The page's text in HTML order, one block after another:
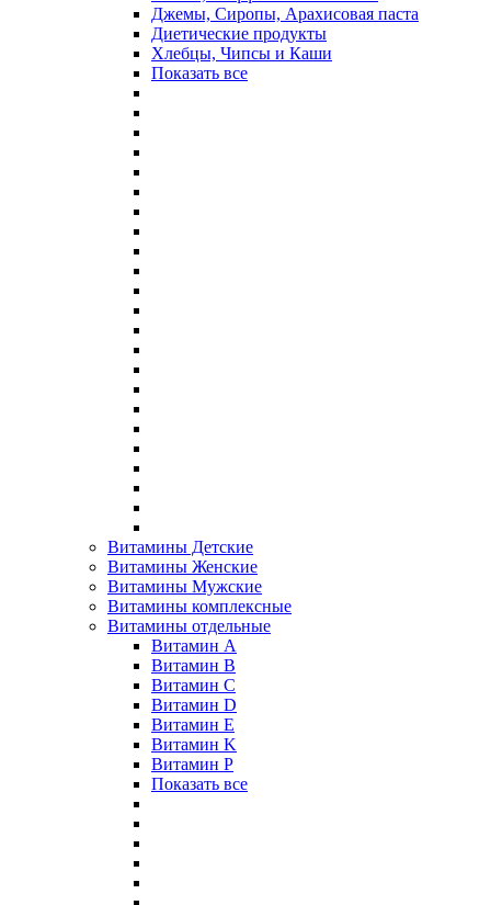
Джемы, Сиропы, Арахисовая паста
Диетические продукты
Хлебцы, Чипсы и Каши
Показать все
Витамины Детские
Витамины Женские
Витамины Мужские
Витамины комплексные
Витамины отдельные
Витамин A
Витамин B
Витамин C
Витамин D
Витамин E
Витамин K
Витамин P
Показать все